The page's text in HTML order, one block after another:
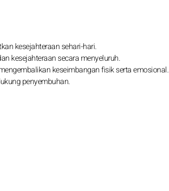
kesejahteraan sehari-hari.
kesejahteraan secara menyeluruh.
keseimbangan fisik serta emosional.
penyembuhan.